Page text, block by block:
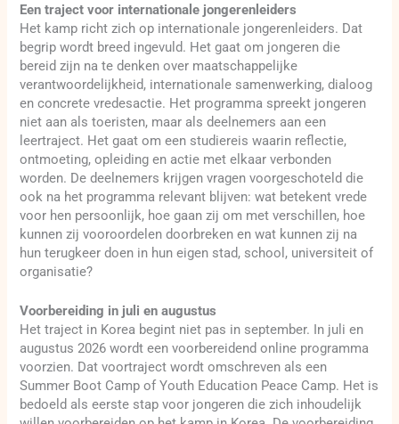
Een traject voor internationale jongerenleiders
Het kamp richt zich op internationale jongerenleiders. Dat
begrip wordt breed ingevuld. Het gaat om jongeren die
bereid zijn na te denken over maatschappelijke
verantwoordelijkheid, internationale samenwerking, dialoog
en concrete vredesactie. Het programma spreekt jongeren
niet aan als toeristen, maar als deelnemers aan een
leertraject. Het gaat om een studiereis waarin reflectie,
ontmoeting, opleiding en actie met elkaar verbonden
worden. De deelnemers krijgen vragen voorgeschoteld die
ook na het programma relevant blijven: wat betekent vrede
voor hen persoonlijk, hoe gaan zij om met verschillen, hoe
kunnen zij vooroordelen doorbreken en wat kunnen zij na
hun terugkeer doen in hun eigen stad, school, universiteit of
organisatie?
Voorbereiding in juli en augustus
Het traject in Korea begint niet pas in september. In juli en
augustus 2026 wordt een voorbereidend online programma
voorzien. Dat voortraject wordt omschreven als een
Summer Boot Camp of Youth Education Peace Camp. Het is
bedoeld als eerste stap voor jongeren die zich inhoudelijk